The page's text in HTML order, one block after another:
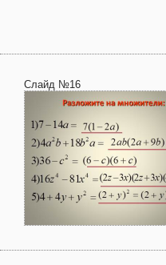
Слайд №16